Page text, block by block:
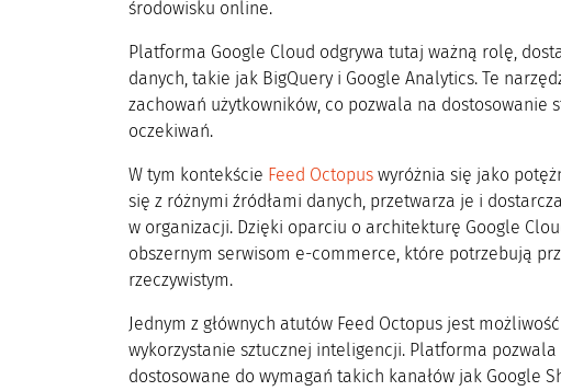
środowisku online.
Platforma Google Cloud odgrywa tutaj ważną rolę,
danych, takie jak BigQuery i Google Analytics. Te
zachowań użytkowników, co pozwala na dostosowanie
oczekiwań.
W tym kontekście Feed Octopus wyróżnia się jako
się z różnymi źródłami danych, przetwarza je i
w organizacji. Dzięki oparciu o architekturę Google
obszernym serwisom e-commerce, które potrzebują
rzeczywistym.
Jednym z głównych atutów Feed Octopus jest
wykorzystanie sztucznej inteligencji. Platforma
dostosowane do wymagań takich kanałów jak Google